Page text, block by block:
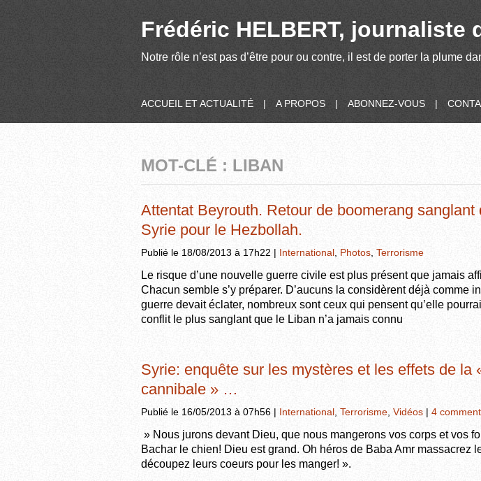
Frédéric HELBERT, journaliste
Notre rôle n’est pas d’être pour ou contre, il est de porter la plume
ACCUEIL ET ACTUALITÉ | A PROPOS | ABONNEZ-VOUS |
MOT-CLÉ : LIBAN
Attentat Beyrouth. Retour de boomerang sanglant
Syrie pour le Hezbollah.
Publié le 18/08/2013 à 17h22 | International Photos Terrorisme
Le risque d’une nouvelle guerre civile est plus présent que jamais
Chacun semble s’y préparer. D’aucuns la considèrent déjà comme
guerre devait éclater, nombreux sont ceux qui pensent qu’elle
conflit le plus sanglant que le Liban n’a jamais connu
Syrie: enquête sur les mystères et les effets de la
cannibale » …
Publié le 16/05/2013 à 07h56 | International Terrorisme Vidéos | 4
» Nous jurons devant Dieu, que nous mangerons vos corps et vos
Bachar le chien! Dieu est grand. Oh héros de Baba Amr massacrez
découpez leurs coeurs pour les manger! ».